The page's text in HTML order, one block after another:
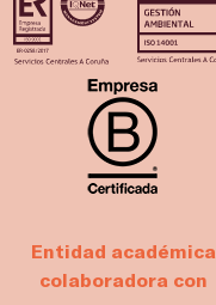
Entidad académica
colaboradora con